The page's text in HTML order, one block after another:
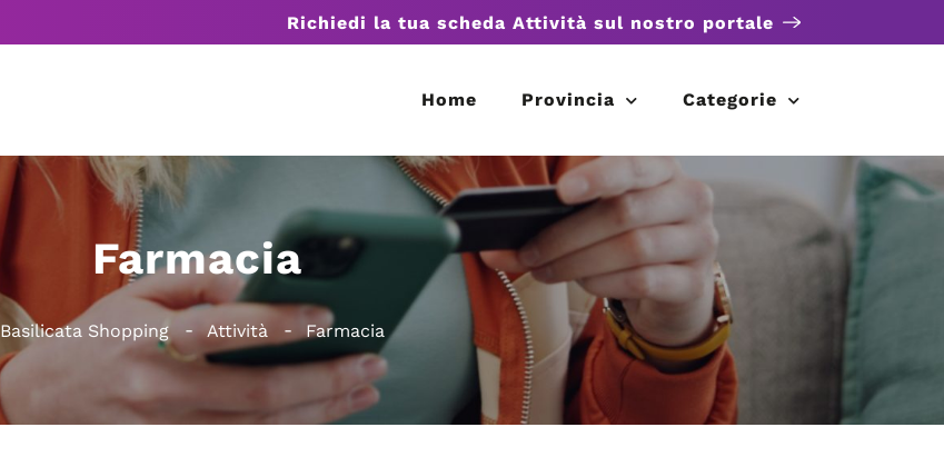
Richiedi la tua scheda Attività sul nostro portale
Home Provincia Categorie
Farmacia
Basilicata Shopping Attività Farmacia